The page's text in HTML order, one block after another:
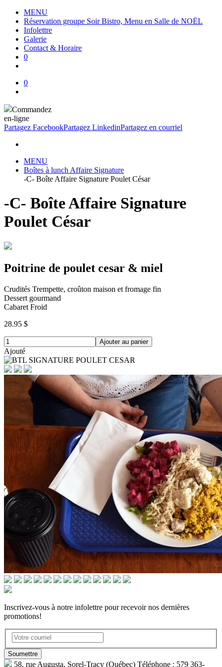
MENU
Réservation groupe Soir Bistro, Menu en Salle de NOËL
Infolettre
Galerie
Contact & Horaire
0
0
Commandez
en-ligne
Partagez FacebookPartagez LinkedinPartagez en courriel
MENU
Boîtes à lunch Affaire Signature
-C- Boîte Affaire Signature Poulet César
-C- Boîte Affaire Signature
Poulet César
Poitrine de poulet cesar & miel
Crudités Trempette, croûton maison et fromage fin
Dessert gourmand
Cabaret Froid
28.95 $
Ajouter au panier
Ajouté
Inscrivez-vous à notre infolettre pour recevoir nos dernières
promotions!
58, rue Augusta, Sorel-Tracy (Québec) Téléphone : 579 363-